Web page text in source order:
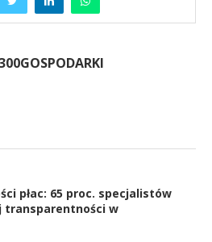
płac: 65 proc. specjalistów
transparentności w